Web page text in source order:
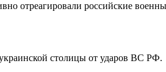
отреагировали российские
столицы от ударов ВС РФ.